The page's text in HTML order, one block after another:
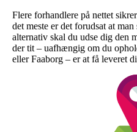
Flere forhandlere på nettet
det meste er det forudsat at
alternativ skal du udse dig den
der tit – uafhængig om du
eller Faaborg – er at få leveret